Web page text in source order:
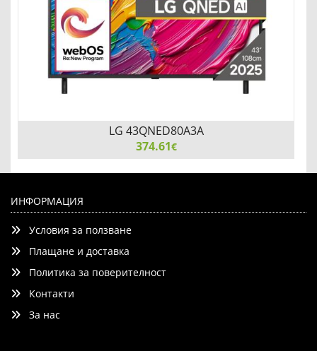
3840x2160, DVB-T2/C/S2, a7 AI Processor, HDR10 / HLG,
webOS 25 ThinQ, VRR / ALLM / HGiG, 4K Upscaling, WiFi 5,
Voice Controll, Bluetooth 5.1, AirPlay 2, LAN, CI, HDMI,
LG 43QNED80A3A
374.61€
ИНФОРМАЦИЯ
Условия за ползване
Плащане и доставка
Политика за поверителност
Контакти
За нас